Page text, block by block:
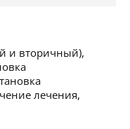
и вторичный),
лечения,